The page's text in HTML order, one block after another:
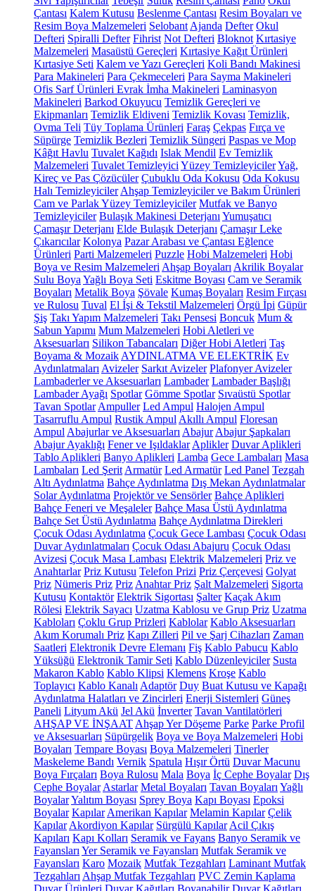
Çantası Kalem Kutusu Beslenme Çantası Resim Boyaları ve
Resim Boya Malzemeleri Selobant Ajanda Defter Okul
Defteri Spiralli Defter Fihrist Not Defteri Bloknot Kırtasiye
Malzemeleri Masaüstü Gereçleri Kırtasiye Kağıt Ürünleri
Kırtasiye Seti Kalem ve Yazı Gereçleri Koli Bandı Makinesi
Para Makineleri Para Çekmeceleri Para Sayma Makineleri
Ofis Sarf Ürünleri Evrak İmha Makineleri Laminasyon
Makineleri Barkod Okuyucu Temizlik Gereçleri ve
Ekipmanları Temizlik Eldiveni Temizlik Kovası Temizlik,
Ovma Teli Tüy Toplama Ürünleri Faraş Çekpas Fırça ve
Süpürge Temizlik Bezleri Temizlik Süngeri Paspas ve Mop
Kâğıt Havlu Tuvalet Kağıdı Islak Mendil Ev Temizlik
Malzemeleri Tuvalet Temizleyici Yüzey TemizleyicilerYağ,
Kireç ve Pas Çözücüler Çubuklu Oda Kokusu Oda Kokusu
Halı Temizleyiciler Ahşap Temizleyiciler ve Bakım Ürünleri
Cam ve Parlak Yüzey Temizleyiciler Mutfak ve Banyo
Temizleyiciler Bulaşık Makinesi Deterjanı Yumuşatıcı
Çamaşır Deterjanı Elde Bulaşık Deterjanı Çamaşır Leke
Çıkarıcılar Kolonya Pazar Arabası ve Çantası Eğlence
Ürünleri Parti Malzemeleri Puzzle Hobi Malzemeleri Hobi
Boya ve Resim Malzemeleri Ahşap Boyaları Akrilik Boyalar
Sulu Boya Yağlı Boya Seti Eskitme Boyası Cam ve Seramik
Boyaları Metalik Boya Şövale Kumaş Boyaları Resim Fırçası
ve Rulosu Tuval El İşi & Tekstil Malzemeleri Örgü İpi Güpür
Şiş Takı Yapım Malzemeleri Takı Pensesi Boncuk Mum &
Sabun Yapımı Mum Malzemeleri Hobi Aletleri ve
Aksesuarları Silikon Tabancaları Diğer Hobi Aletleri Taş
Boyama & Mozaik AYDINLATMA VE ELEKTRİK Ev
Aydınlatmaları Avizeler Sarkıt Avizeler Plafonyer Avizeler
Lambaderler ve Aksesuarları Lambader Lambader Başlığı
Lambader Ayağı Spotlar Gömme Spotlar Sıvaüstü Spotlar
Tavan Spotlar Ampuller Led Ampul Halojen Ampul
Tasarruflu Ampul Rustik Ampul Akıllı Ampul Floresan
Ampul Abajurlar ve Aksesuarları Abajur Abajur Şapkaları
Abajur Ayaklığı Fener ve Işıldaklar Aplikler Duvar Aplikleri
Tablo Aplikleri Banyo Aplikleri Lamba Gece Lambaları Masa
Lambaları Led Şerit Armatür Led Armatür Led Panel Tezgah
Altı Aydınlatma Bahçe Aydınlatma Dış Mekan Aydınlatmalar
Solar Aydınlatma Projektör ve Sensörler Bahçe Aplikleri
Bahçe Feneri ve Meşaleler Bahçe Masa Üstü Aydınlatma
Bahçe Set Üstü Aydınlatma Bahçe Aydınlatma Direkleri
Çocuk Odası Aydınlatma Çocuk Gece Lambası Çocuk Odası
Duvar Aydınlatmaları Çocuk Odası Abajuru Çocuk Odası
Avizesi Çocuk Masa Lambası Elektrik Malzemeleri Priz ve
Anahtarlar Priz Kutusu Telefon Prizi Priz Çerçevesi Golyat
Priz Nümeris Priz Priz Anahtar Priz Şalt Malzemeleri Sigorta
Kutusu Kontaktör Elektrik Sigortası Şalter Kaçak Akım
Rölesi Elektrik Sayacı Uzatma Kablosu ve Grup Priz Uzatma
Kabloları Çoklu Grup Prizleri Kablolar Kablo Aksesuarları
Akım Korumalı Priz Kapı Zilleri Pil ve Şarj Cihazları Zaman
Saatleri Elektronik Devre Elemanı Fiş Kablo Pabucu Kablo
Yüksüğü Elektronik Tamir Seti Kablo Düzenleyiciler Susta
Makaron Kablo Kablo Klipsi Klemens Kroşe Kablo
Toplayıcı Kablo Kanalı Adaptör Duy Buat Kutusu ve Kapağı
Aydınlatma Halatları ve Zincirleri Enerji Sistemleri Güneş
Paneli Lityum Akü Jel Akü İnverter Tavan Vantilatörleri
AHŞAP VE İNŞAAT Ahşap Yer Döşeme Parke Parke Profil
ve Aksesuarları Süpürgelik Boya ve Boya Malzemeleri Hobi
Boyaları Tempare Boyası Boya Malzemeleri Tinerler
Maskeleme Bandı Vernik Spatula Hışır Örtü Duvar Macunu
Boya Fırçaları Boya Rulosu Mala Boya İç Cephe Boyalar Dış
Cephe Boyalar Astarlar Metal Boyaları Tavan Boyaları Yağlı
BoyalarYalıtım Boyası Sprey Boya Kapı Boyası Epoksi
Boyalar Kapılar Amerikan Kapılar Melamin Kapılar Çelik
Kapılar Akordiyon Kapılar Sürgülü Kapılar Acil Çıkış
Kapıları Kapı Kolları Seramik ve Fayans Banyo Seramik ve
Fayansları Yer Seramik ve Fayansları Mutfak Seramik ve
Fayansları Karo Mozaik Mutfak Tezgahları Laminant Mutfak
Tezgahları Ahşap Mutfak Tezgahları PVC Zemin Kaplama
Duvar Ürünleri Duvar Kağıtları Boyanabilir Duvar Kağıtları